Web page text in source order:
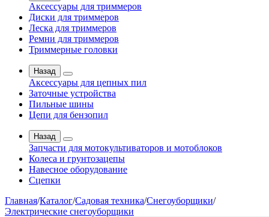
Аксессуары для триммеров
Диски для триммеров
Леска для триммеров
Ремни для триммеров
Триммерные головки
Назад
Аксессуары для цепных пил
Заточные устройства
Пильные шины
Цепи для бензопил
Назад
Запчасти для мотокультиваторов и мотоблоков
Колеса и грунтозацепы
Навесное оборудование
Сцепки
Главная/Каталог/Садовая техника/Снегоуборщики/
Электрические снегоуборщики